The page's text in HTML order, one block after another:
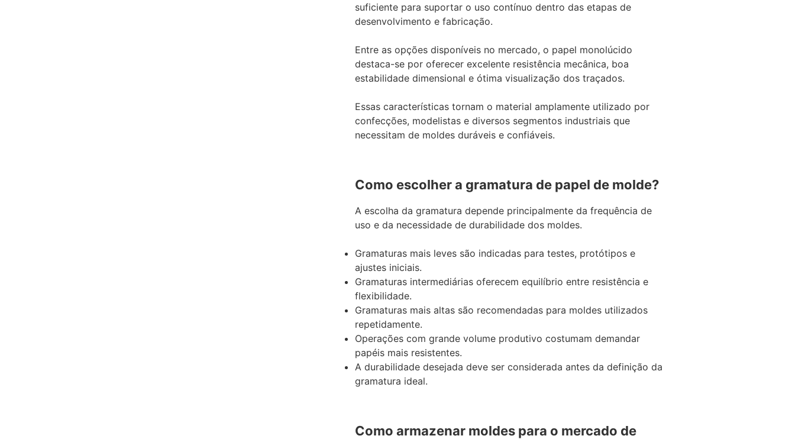
suficiente para suportar o uso contínuo dentro das etapas de
desenvolvimento e fabricação.
Entre as opções disponíveis no mercado, o papel monolúcido
destaca-se por oferecer excelente resistência mecânica, boa
estabilidade dimensional e ótima visualização dos traçados.
Essas características tornam o material amplamente utilizado por
confecções, modelistas e diversos segmentos industriais que
necessitam de moldes duráveis e confiáveis.
Como escolher a gramatura de papel de molde?
A escolha da gramatura depende principalmente da frequência de
uso e da necessidade de durabilidade dos moldes.
Gramaturas mais leves são indicadas para testes, protótipos e
ajustes iniciais.
Gramaturas intermediárias oferecem equilíbrio entre resistência e
flexibilidade.
Gramaturas mais altas são recomendadas para moldes utilizados
repetidamente.
Operações com grande volume produtivo costumam demandar
papéis mais resistentes.
A durabilidade desejada deve ser considerada antes da definição da
gramatura ideal.
Como armazenar moldes para o mercado de